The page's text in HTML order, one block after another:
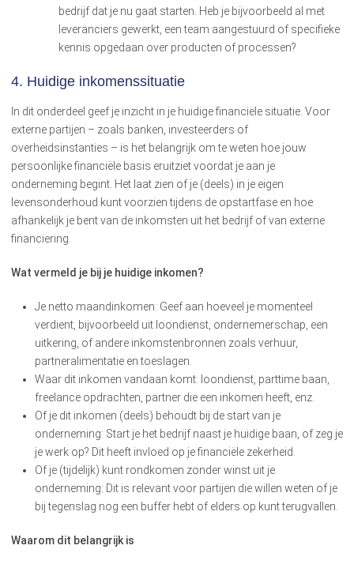
bedrijf dat je nu gaat starten. Heb je bijvoorbeeld al met
leveranciers gewerkt, een team aangestuurd of specifieke
kennis opgedaan over producten of processen?
4. Huidige inkomenssituatie
In dit onderdeel geef je inzicht in je huidige financiële situatie. Voor
externe partijen – zoals banken, investeerders of
overheidsinstanties – is het belangrijk om te weten hoe jouw
persoonlijke financiële basis eruitziet voordat je aan je
onderneming begint. Het laat zien of je (deels) in je eigen
levensonderhoud kunt voorzien tijdens de opstartfase en hoe
afhankelijk je bent van de inkomsten uit het bedrijf of van externe
financiering.
Wat vermeld je bij je huidige inkomen?
Je netto maandinkomen: Geef aan hoeveel je momenteel
verdient, bijvoorbeeld uit loondienst, ondernemerschap, een
uitkering, of andere inkomstenbronnen zoals verhuur,
partneralimentatie en toeslagen.
Waar dit inkomen vandaan komt: loondienst, parttime baan,
freelance opdrachten, partner die een inkomen heeft, enz.
Of je dit inkomen (deels) behoudt bij de start van je
onderneming: Start je het bedrijf naast je huidige baan, of zeg je
je werk op? Dit heeft invloed op je financiële zekerheid.
Of je (tijdelijk) kunt rondkomen zonder winst uit je
onderneming: Dit is relevant voor partijen die willen weten of je
bij tegenslag nog een buffer hebt of elders op kunt terugvallen.
Waarom dit belangrijk is